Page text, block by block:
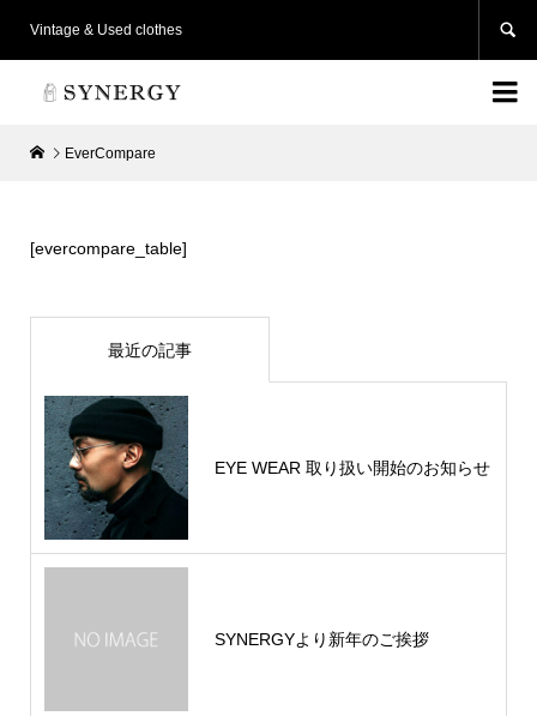
Vintage & Used clothes 

EverCompare
[evercompare_table]
最近の記事
EYE WEAR 取り扱い開始のお知らせ
SYNERGYより新年のご挨拶​